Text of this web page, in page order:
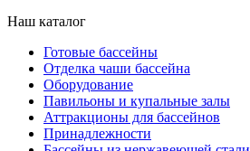
Наш каталог
Готовые бассейны
Отделка чаши бассейна
Оборудование
Павильоны и купальные залы
Аттракционы для бассейнов
Принадлежности